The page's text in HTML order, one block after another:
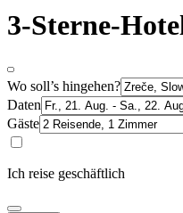
3-Sterne-
Wo soll’s hingehen?
Daten
Gäste
Ich reise geschäftlich